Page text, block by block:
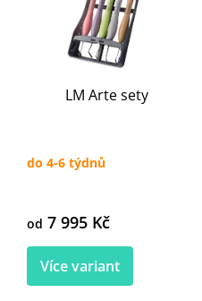
LM Arte sety
do 4-6 týdnů
od 7 995 Kč
Více variant